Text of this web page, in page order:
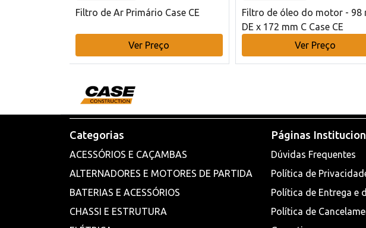
Filtro de Ar Primário Case CE
Ver Preço
Filtro de óleo do motor - 98
DE x 172 mm C Case CE
Ver Preço
Categorias
ACESSÓRIOS E CAÇAMBAS
ALTERNADORES E MOTORES DE PARTIDA
BATERIAS E ACESSÓRIOS
CHASSI E ESTRUTURA
Páginas
Dúvidas Frequentes
Política de
Política de Entrega e
Política de